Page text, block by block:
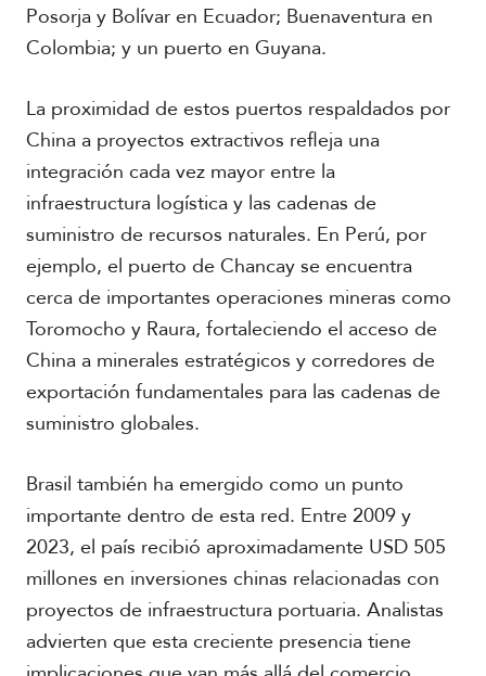
R
e
o
r
j
e
e
s
p
c
i
F
o
t
o
s
Posorja y Bolívar en Ecuador; Buenaventura en
Colombia; y un puerto en Guyana.
La proximidad de estos puertos respaldados por
China a proyectos extractivos refleja una
integración cada vez mayor entre la
infraestructura logística y las cadenas de
suministro de recursos naturales. En Perú, por
ejemplo, el puerto de Chancay se encuentra
cerca de importantes operaciones mineras como
Toromocho y Raura, fortaleciendo el acceso de
China a minerales estratégicos y corredores de
exportación fundamentales para las cadenas de
suministro globales.
Brasil también ha emergido como un punto
importante dentro de esta red. Entre 2009 y
2023, el país recibió aproximadamente USD 505
millones en inversiones chinas relacionadas con
proyectos de infraestructura portuaria. Analistas
advierten que esta creciente presencia tiene